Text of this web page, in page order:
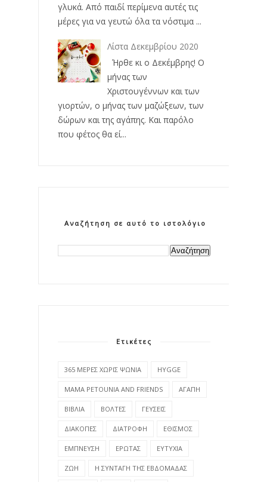
γλυκά. Από παιδί περίμενα αυτές τις
μέρες για να γευτώ όλα τα νόστιμα ...
Λίστα Δεκεμβρίου 2020
Ήρθε κι ο Δεκέμβρης! Ο
μήνας των
Χριστουγέννων και των
γιορτών, ο μήνας των μαζώξεων, των
δώρων και της αγάπης. Και παρόλο
που φέτος θα εί...
Αναζήτηση σε αυτό το ιστολόγιο
Ετικέτες
365 ΜΕΡΕΣ ΧΩΡΙΣ ΨΩΝΙΑ HYGGE
MAMA PETOUNIA AND FRIENDS ΑΓΑΠΗ
ΒΙΒΛΙΑ ΒΟΛΤΕΣ ΓΕΥΣΕΙΣ
ΔΙΑΚΟΠΕΣ ΔΙΑΤΡΟΦΗ ΕΘΙΣΜΟΣ
ΕΜΠΝΕΥΣΗ ΕΡΩΤΑΣ ΕΥΤΥΧΙΑ
ΖΩΗ Η ΣΥΝΤΑΓΗ ΤΗΣ ΕΒΔΟΜΑΔΑΣ